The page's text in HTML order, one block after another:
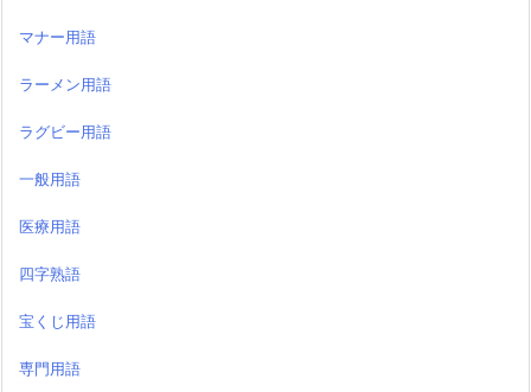
マナー用語
ラーメン用語
ラグビー用語
一般用語
医療用語
四字熟語
宝くじ用語
専門用語